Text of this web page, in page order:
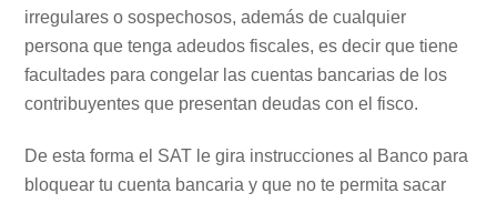
irregulares o sospechosos, además de cualquier
persona que tenga adeudos fiscales, es decir que tiene
facultades para congelar las cuentas bancarias de los
contribuyentes que presentan deudas con el fisco.
De esta forma el SAT le gira instrucciones al Banco para
bloquear tu cuenta bancaria y que no te permita sacar